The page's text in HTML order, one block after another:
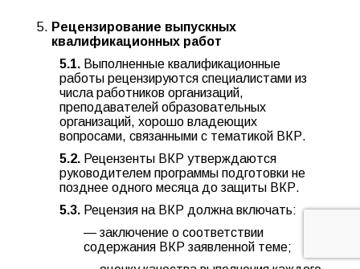
Рецензирование выпускных
квалификационных работ
5.1. Выполненные квалификационные
работы рецензируются специалистами из
числа работников организаций,
преподавателей образовательных
организаций, хорошо владеющих
вопросами, связанными с тематикой ВКР.
5.2. Рецензенты ВКР утверждаются
руководителем программы подготовки не
позднее одного месяца до защиты ВКР.
5.3. Рецензия на ВКР должна включать:
— заключение о соответствии
содержания ВКР заявленной теме;